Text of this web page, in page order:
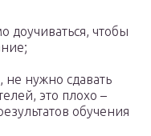
доучиваться, чтобы
не нужно сдавать
это плохо –
обучения